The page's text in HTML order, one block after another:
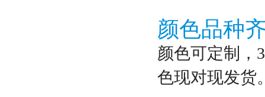
颜色品种
颜色可定制，
色现对现发货